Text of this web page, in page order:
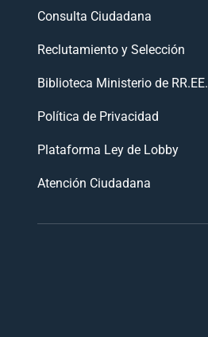
Consulta Ciudadana
Reclutamiento y Selección
Biblioteca Ministerio de RR.EE.
Política de Privacidad
Plataforma Ley de Lobby
Atención Ciudadana